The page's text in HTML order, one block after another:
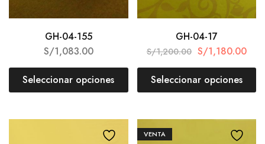
GH-04-155
S/1,083.00
Seleccionar opciones
GH-04-17
S/1,200.00 S/1,180.00
Seleccionar opciones
VENTA